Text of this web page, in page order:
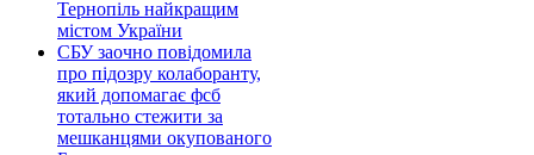
Тернопіль найкращим
містом України
СБУ заочно повідомила
про підозру колаборанту,
який допомагає фсб
тотально стежити за
мешканцями окупованого